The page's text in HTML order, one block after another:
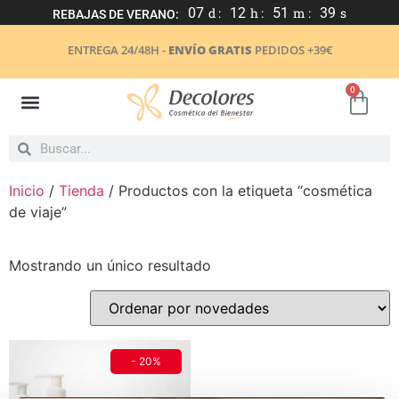
REBAJAS DE VERANO: 07 d : 12 h : 51 m : 39 s
ENTREGA 24/48H - ENVÍO GRATIS PEDIDOS +39€
0
Inicio / Tienda / Productos con la etiqueta “cosmética
de viaje”
Mostrando un único resultado
- 20%